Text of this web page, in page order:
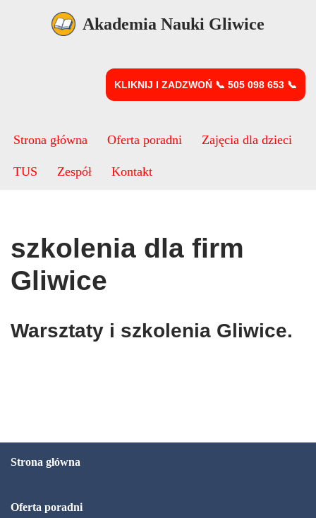
Akademia Nauki Gliwice
KLIKNIJ I ZADZWOŃ 📞 505 098 653 📞
Strona główna Oferta poradni Zajęcia dla dzieci
TUS Zespół Kontakt
szkolenia dla firm
Gliwice
Warsztaty i szkolenia Gliwice.
Strona główna
Oferta poradni